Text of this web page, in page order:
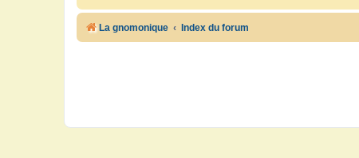
La gnomonique Index du forum